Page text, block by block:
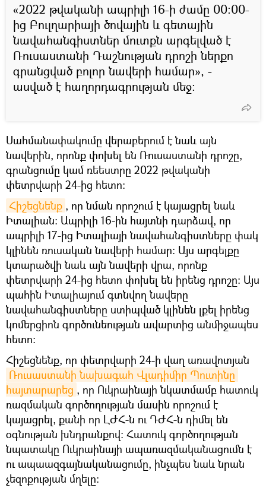
«2022 թվականի ապրիլի 16-ի ժամը 00:00-
ից Բուլղարիայի ծովային և գետային
նավահանգիստներ մուտքն արգելված է
Ռուսաստանի Դաշնության դրոշի ներքո
գրանցված բոլոր նավերի համար», -
ասված է հաղորդագրության մեջ։
Սահմանափակումը վերաբերում է նաև այն
նավերին, որոնք փոխել են Ռուսաստանի դրոշը,
գրանցումը կամ ռեեստրը 2022 թվականի
փետրվարի 24-ից հետո։
Հիշեցնենք , որ նման որոշում է կայացրել նաև
Իտալիան։ Ապրիլի 16-ին հայտնի դարձավ, որ
ապրիլի 17-ից Իտալիայի նավահանգիստները փակ
կլինեն ռուսական նավերի համար։ Այս արգելքը
կտարածվի նաև այն նավերի վրա, որոնք
փետրվարի 24-ից հետո փոխել են իրենց դրոշը։ Այս
պահին Իտալիայում գտնվող նավերը
նավահանգիստները ստիպված կլինեն լքել իրենց
կոմերցիոն գործունեության ավարտից անմիջապես
հետո։
Հիշեցնենք, որ փետրվարի 24-ի վաղ առավոտյան
Ռուսաստանի նախագահ Վլադիմիր Պուտինը
հայտարարեց , որ Ուկրաինայի նկատմամբ հատուկ
ռազմական գործողության մասին որոշում է
կայացրել, քանի որ ԼԺՀ-ն ու ԴԺՀ-ն դիմել են
օգնության խնդրանքով։ Հատուկ գործողության
նպատակը Ուկրաինայի ապառազմականացումն է
ու ապաազգայնականացումը, ինչպես նաև նրան
չեզոքության մղելը։